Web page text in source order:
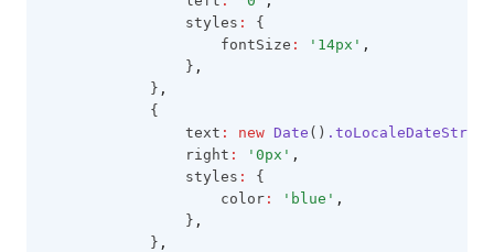
                styles
:
{
                    fontSize
: '14px' ,
                }
,
            }
,
            {
                text
: new Date () .toLocaleDateString
                right
: '0px' ,
                styles
:
{
                    color
: 'blue' ,
                }
,
            }
,